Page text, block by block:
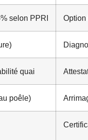
selon PPRI Option
quai
poêle)